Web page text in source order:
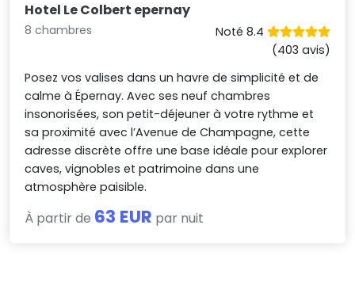
Hotel Le Colbert epernay
8 chambres
Noté 8.4
(403 avis)
Posez vos valises dans un havre de simplicité et de
calme à Épernay. Avec ses neuf chambres
insonorisées, son petit-déjeuner à votre rythme et
sa proximité avec l’Avenue de Champagne, cette
adresse discrète offre une base idéale pour explorer
caves, vignobles et patrimoine dans une
atmosphère paisible.
À partir de 63 EUR par nuit